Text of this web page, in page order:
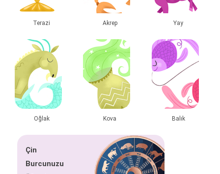
Terazi Akrep Yay
Oğlak Kova Balık
Çin
Burcunuzu